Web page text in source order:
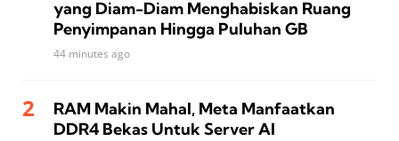
yang Diam-Diam Menghabiskan Ruang
Penyimpanan Hingga Puluhan GB
44 minutes ago
RAM Makin Mahal, Meta Manfaatkan
DDR4 Bekas Untuk Server AI